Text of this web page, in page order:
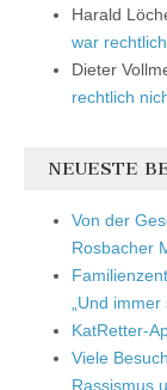
Harald
war
Dieter
rechtlich
NEUESTE
Von der
Rosbacher
„Und
KatRetter-
Viele
Rassismus